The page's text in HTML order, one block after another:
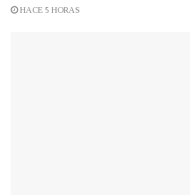
HACE 5 HORAS